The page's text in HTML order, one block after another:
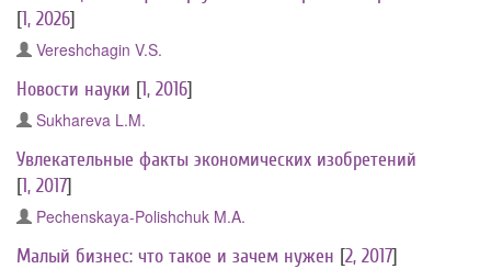
[1, 2026]
Vereshchagin V.S.
Новости науки [1, 2016]
Sukhareva L.M.
Увлекательные факты экономических изобретений
[1, 2017]
Pechenskaya-Polishchuk M.A.
Малый бизнес: что такое и зачем нужен [2, 2017]